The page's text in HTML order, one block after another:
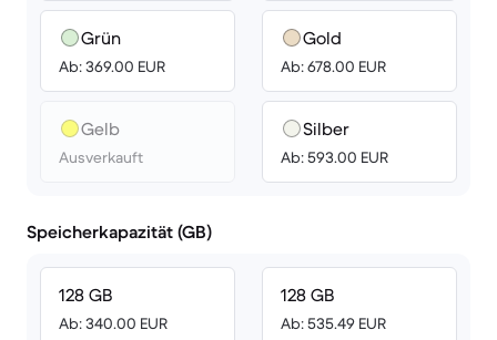
Grün
Ab: 369.00 EUR
Gelb
Ausverkauft
Gold
Ab: 678.00 EUR
Silber
Ab: 593.00 EUR
Speicherkapazität (GB)
128 GB
Ab: 340.00 EUR
128 GB
Ab: 535.49 EUR